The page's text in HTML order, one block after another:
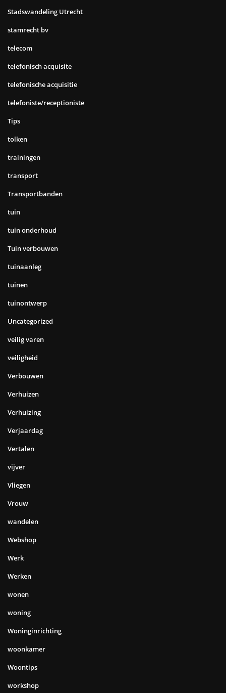
Stadswandeling Utrecht
stamrecht bv
telecom
telefonisch acquisite
telefonische acquisitie
telefoniste/receptioniste
Tips
tolken
trainingen
transport
Transportbanden
tuin
tuin onderhoud
Tuin verbouwen
tuinaanleg
tuinen
tuinontwerp
Uncategorized
veilig varen
veiligheid
Verbouwen
Verhuizen
Verhuizing
Verjaardag
Vertalen
vijver
Vliegen
Vrouw
wandelen
Webshop
Werk
Werken
wonen
woning
Woninginrichting
woonkamer
Woontips
workshop